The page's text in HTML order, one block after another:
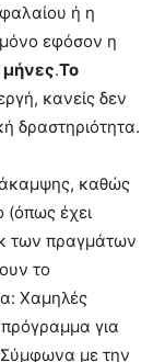
ή η
μόνο εφόσον η
μήνες.Το
κανείς δεν
δραστηριότητα.
καθώς
(όπως έχει
των πραγμάτων
το
Χαμηλές
πρόγραμμα για
με την